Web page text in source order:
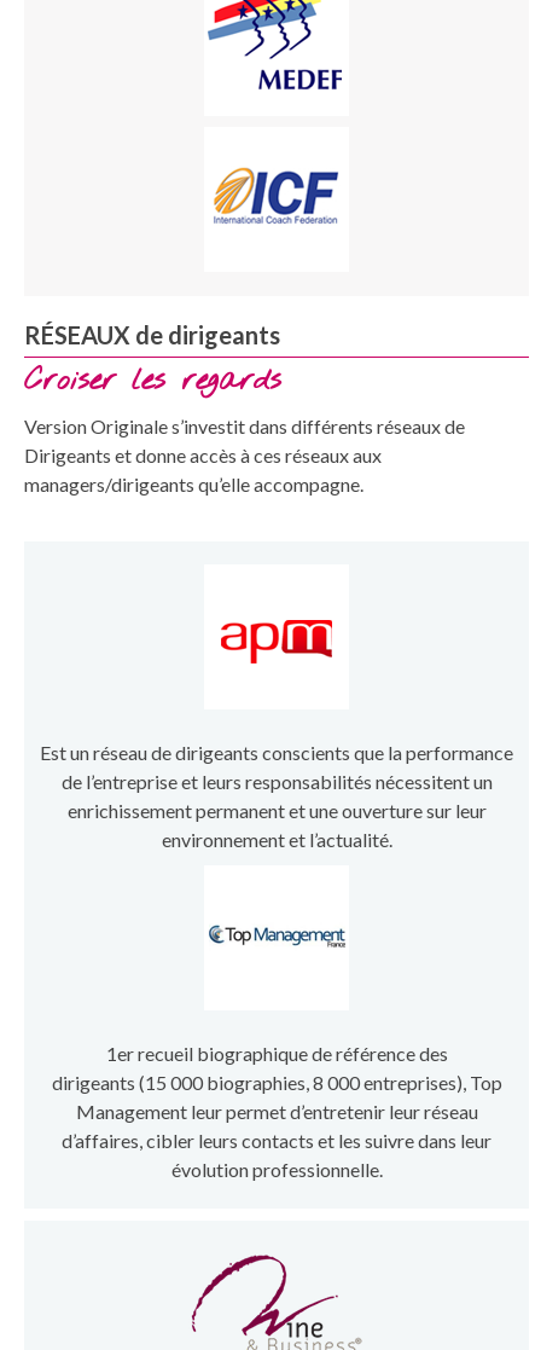
RÉSEAUX de dirigeants
Croiser les regards
Version Originale s’investit dans différents réseaux de
Dirigeants et donne accès à ces réseaux aux
managers/dirigeants qu’elle accompagne.
Est un réseau de dirigeants conscients que la performance
de l’entreprise et leurs responsabilités nécessitent un
enrichissement permanent et une ouverture sur leur
environnement et l’actualité.
1er recueil biographique de référence des
dirigeants (15 000 biographies, 8 000 entreprises), Top
Management leur permet d’entretenir leur réseau
d’affaires, cibler leurs contacts et les suivre dans leur
évolution professionnelle.